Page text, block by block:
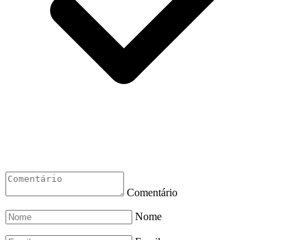
Comentário
Nome